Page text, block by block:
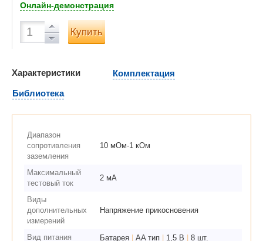
Онлайн-демонстрация
Купить
Характеристики
Комплектация
Библиотека
Диапазон
сопротивления
заземления
10 мОм-1 кОм
Максимальный
тестовый ток
2 мА
Виды
дополнительных
измерений
Напряжение прикосновения
Вид питания Батарея AA тип 1,5 В
8 шт.